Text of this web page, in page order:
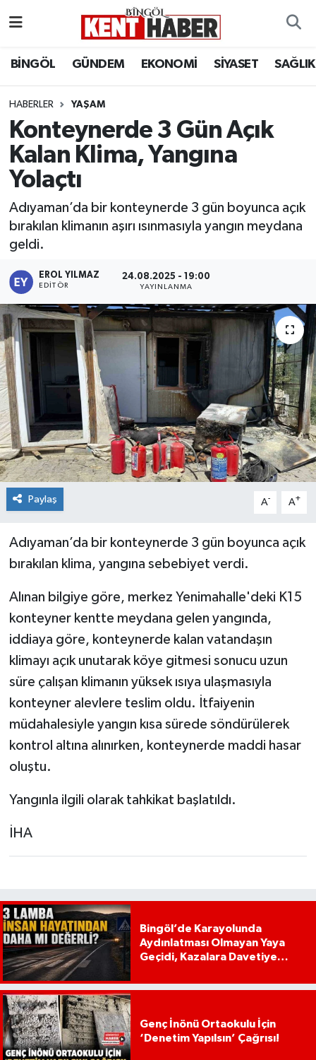
BİNGÖL GÜNDEM EKONOMİ SİYASET SAĞLIK
HABERLER YAŞAM
Konteynerde 3 Gün Açık
Kalan Klima, Yangına
Yolaçtı
Adıyaman’da bir konteynerde 3 gün boyunca açık
bırakılan klimanın aşırı ısınmasıyla yangın meydana
geldi.
EROL YILMAZ
EDITÖR
24.08.2025 - 19:00
YAYINLANMA
Paylaş A- A+
Adıyaman’da bir konteynerde 3 gün boyunca açık
bırakılan klima, yangına sebebiyet verdi.
Alınan bilgiye göre, merkez Yenimahalle'deki K15
konteyner kentte meydana gelen yangında,
iddiaya göre, konteynerde kalan vatandaşın
klimayı açık unutarak köye gitmesi sonucu uzun
süre çalışan klimanın yüksek ısıya ulaşmasıyla
konteyner alevlere teslim oldu. İtfaiyenin
müdahalesiyle yangın kısa sürede söndürülerek
kontrol altına alınırken, konteynerde maddi hasar
oluştu.
Yangınla ilgili olarak tahkikat başlatıldı.
İHA
Bingöl’de Karayolunda
Aydınlatması Olmayan Yaya
Geçidi, Kazalara Davetiye
Genç İnönü Ortaokulu İçin
‘Denetim Yapılsın’ Çağrısı!
BİLİM-TEKNOLOJİ
DÜNYA
EĞİTİM
GENÇ
GÜNDEM
KARLIOVA
MERKEZ
RESMİ İLANLAR
SAĞLIK
SİYASET
SPOR
YAYLADERE
Bingöl Hava Durumu
Bingöl Namaz Vakitleri
Bingöl Trafik Yoğunluk Haritası
Tüm Manşetler
Son Dakika Haberleri
Haber Arşivi